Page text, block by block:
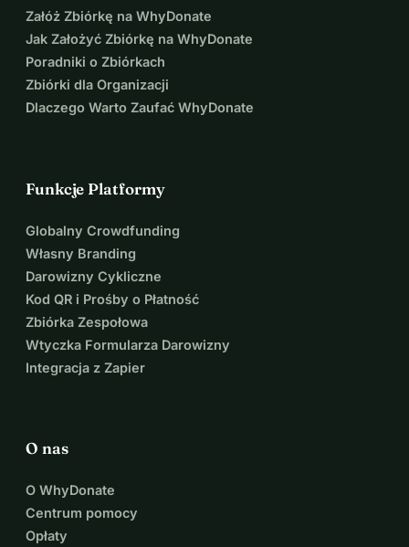
Załóż Zbiórkę na WhyDonate
Jak Założyć Zbiórkę na WhyDonate
Poradniki o Zbiórkach
Zbiórki dla Organizacji
Dlaczego Warto Zaufać WhyDonate
Funkcje Platformy
Globalny Crowdfunding
Własny Branding
Darowizny Cykliczne
Kod QR i Prośby o Płatność
Zbiórka Zespołowa
Wtyczka Formularza Darowizny
Integracja z Zapier
O nas
O WhyDonate
Centrum pomocy
Opłaty